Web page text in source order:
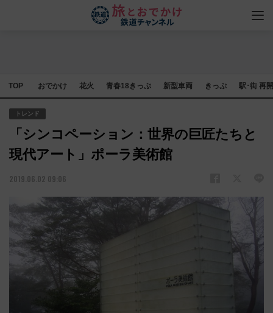
TOP おでかけ 花火 青春18きっぷ 新型車両 きっぷ 駅･街 再
トレンド
「シンコペーション：世界の巨匠たちと
現代アート」ポーラ美術館
2019.06.02 09:06